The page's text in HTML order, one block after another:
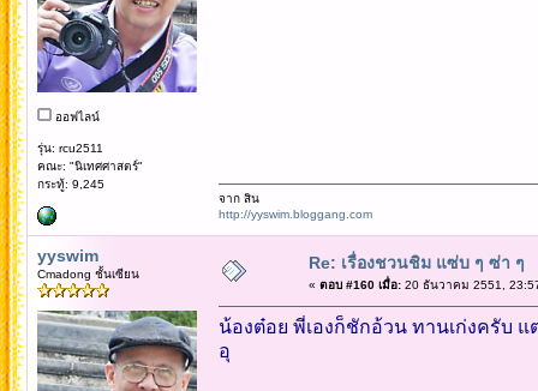
ออฟไลน์
รุ่น: rcu2511
คณะ: "นิเทศศาสตร์"
กระทู้: 9,245
จาก สิน
http://yyswim.bloggang.com
yyswim
Cmadong ชั้นเซียน
Re: เรื่องชวนชิม แซ่บ ๆ ซ่า ๆ
« ตอบ #160 เมื่อ:20 ธันวาคม 2551,
น้องต๋อย พี่เองก็ชักอ้วน ทานเก่งครับ
อุ